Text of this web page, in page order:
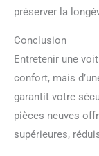
préserver la
Conclusion
Entretenir une voiture sans permis ne relève pas du simple
confort, mais
garantit votre
pièces neuves
supérieures,